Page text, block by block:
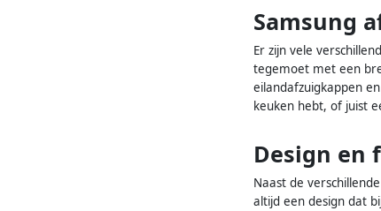
Samsung
Er zijn vele
tegemoet met een
eilandafzuigkappen
keuken hebt, of juist
Design en
Naast de
altijd een design dat